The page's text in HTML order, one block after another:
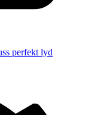
perfekt lyd